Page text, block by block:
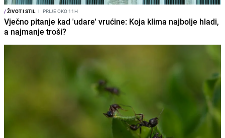
/ŽIVOT I STIL I PRIJE OKO 11H
Vječno pitanje kad 'udare' vrućine: Koja klima najbolje hladi,
a najmanje troši?